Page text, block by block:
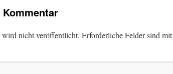
nicht veröffentlicht. Erforderliche Felder sind mit